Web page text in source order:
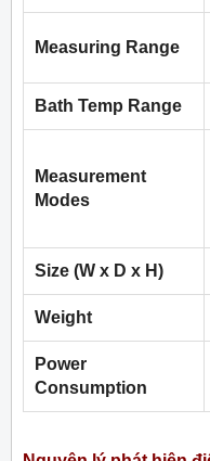
Measuring Range
Bath Temp Range
Measurement
Modes
Size (W x D x H)
Weight
Power
Consumption